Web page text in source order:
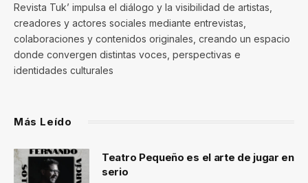
Revista Tuk’ impulsa el diálogo y la visibilidad de artistas,
creadores y actores sociales mediante entrevistas,
colaboraciones y contenidos originales, creando un espacio
donde convergen distintas voces, perspectivas e
identidades culturales
Más Leído
Teatro Pequeño es el arte de jugar en
serio